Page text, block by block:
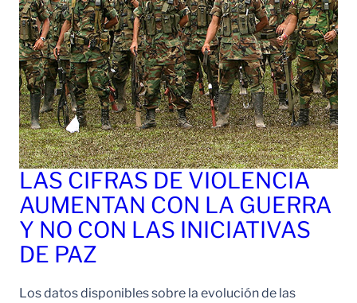
LAS CIFRAS DE VIOLENCIA
AUMENTAN CON LA GUERRA
Y NO CON LAS INICIATIVAS
DE PAZ
Los datos disponibles sobre la evolución de las